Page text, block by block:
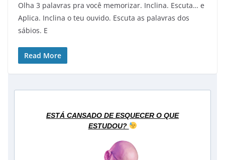
Olha 3 palavras pra você memorizar. Inclina. Escuta… e
Aplica. Inclina o teu ouvido. Escuta as palavras dos
sábios. E
Read More
ESTÁ CANSADO DE ESQUECER O QUE
ESTUDOU?